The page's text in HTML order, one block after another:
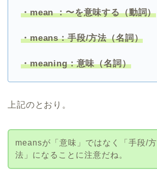
・mean ：〜を意味する（動詞）
・means：手段/方法（名詞）
・meaning：意味（名詞）
上記のとおり。
meansが「意味」ではなく「手段/方
法」になることに注意だね。